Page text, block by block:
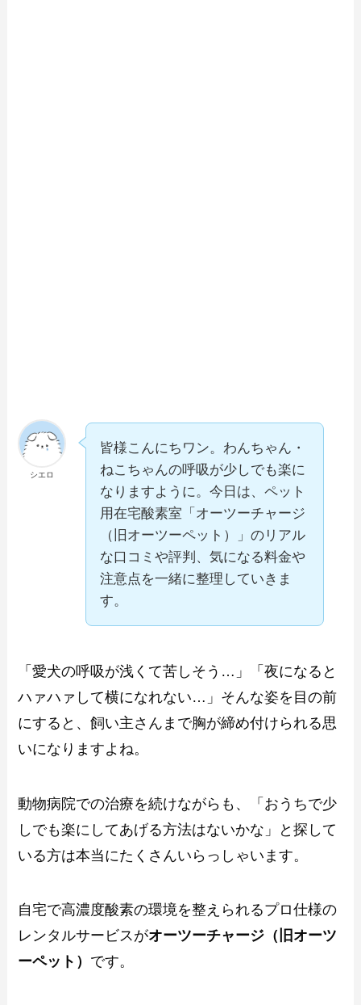
シエロ
皆様こんにちワン。わんちゃん・
ねこちゃんの呼吸が少しでも楽に
なりますように。今日は、ペット
用在宅酸素室「オーツーチャージ
（旧オーツーペット）」のリアル
な口コミや評判、気になる料金や
注意点を一緒に整理していきま
す。
「愛犬の呼吸が浅くて苦しそう…」「夜になると
ハァハァして横になれない…」そんな姿を目の前
にすると、飼い主さんまで胸が締め付けられる思
いになりますよね。
動物病院での治療を続けながらも、「おうちで少
しでも楽にしてあげる方法はないかな」と探して
いる方は本当にたくさんいらっしゃいます。
自宅で高濃度酸素の環境を整えられるプロ仕様の
レンタルサービスがオーツーチャージ（旧オーツ
ーペット） です。